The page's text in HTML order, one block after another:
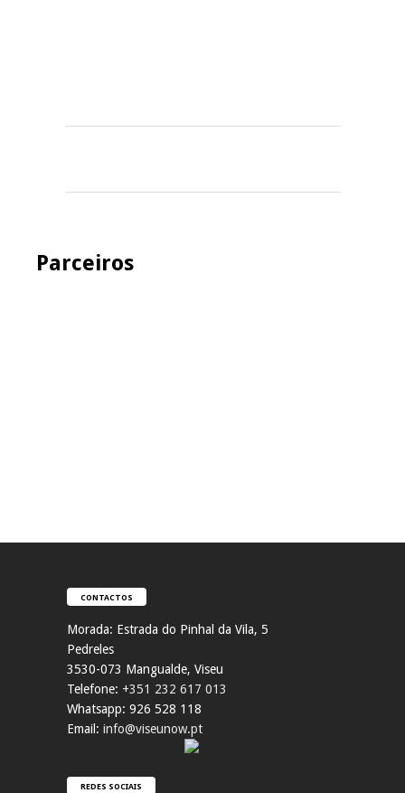
Parceiros
CONTACTOS
Morada: Estrada do Pinhal da Vila, 5
Pedreles
3530-073 Mangualde, Viseu
Telefone: +351 232 617 013
Whatsapp: 926 528 118
Email: info@viseunow.pt
REDES SOCIAIS